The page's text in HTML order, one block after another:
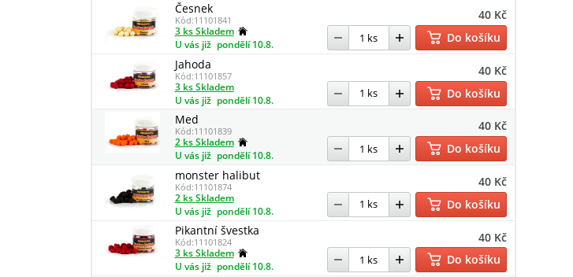
Česnek
Kód:11101841 40 Kč
3 ks Skladem
U vás již pondělí 10.8.
Do košíku
Jahoda
Kód:11101857 40 Kč
3 ks Skladem
U vás již pondělí 10.8.
Do košíku
Med
Kód:11101839 40 Kč
2 ks Skladem
U vás již pondělí 10.8.
Do košíku
monster halibut
Kód:11101874 40 Kč
2 ks Skladem
U vás již pondělí 10.8.
Do košíku
Pikantní švestka
Kód:11101824 40 Kč
3 ks Skladem
U vás již pondělí 10.8.
Do košíku